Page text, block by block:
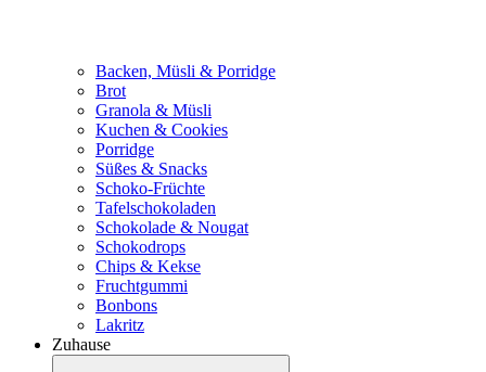
Backen, Müsli & Porridge
Brot
Granola & Müsli
Kuchen & Cookies
Porridge
Süßes & Snacks
Schoko-Früchte
Tafelschokoladen
Schokolade & Nougat
Schokodrops
Chips & Kekse
Fruchtgummi
Bonbons
Lakritz
Zuhause